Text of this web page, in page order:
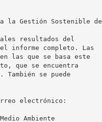
la Gestión Sostenible de
resultados del
informe completo. Las
las que se basa este
que se encuentra
También se puede